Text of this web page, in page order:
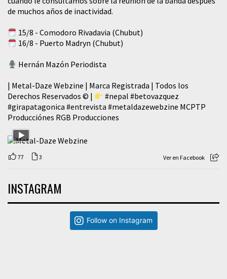
de muchos años de inactividad.
15/8 - Comodoro Rivadavia (Chubut)
16/8 - Puerto Madryn (Chubut)
Hernán Mazón Periodista
| Metal-Daze Webzine | Marca Registrada | Todos los
Derechos Reservados © |
#nepal #betovazquez
#girapatagonica #entrevista #metaldazewebzine MCPTP
Producciónes RGB Producciones
77 3 Ver en Facebook
INSTAGRAM
Follow on Instagram